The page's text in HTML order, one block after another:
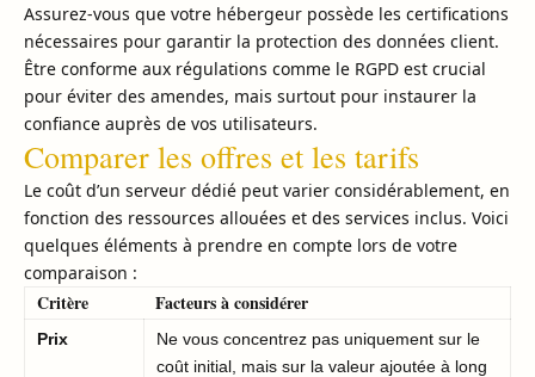
Assurez-vous que votre hébergeur possède les certifications
nécessaires pour garantir la protection des données client.
Être conforme aux régulations comme le RGPD est crucial
pour éviter des amendes, mais surtout pour instaurer la
confiance auprès de vos utilisateurs.
Comparer les offres et les tarifs
Le coût d’un serveur dédié peut varier considérablement, en
fonction des ressources allouées et des services inclus. Voici
quelques éléments à prendre en compte lors de votre
comparaison :
Critère Facteurs à considérer
Prix
Ne vous concentrez pas uniquement sur le
coût initial, mais sur la valeur ajoutée à long